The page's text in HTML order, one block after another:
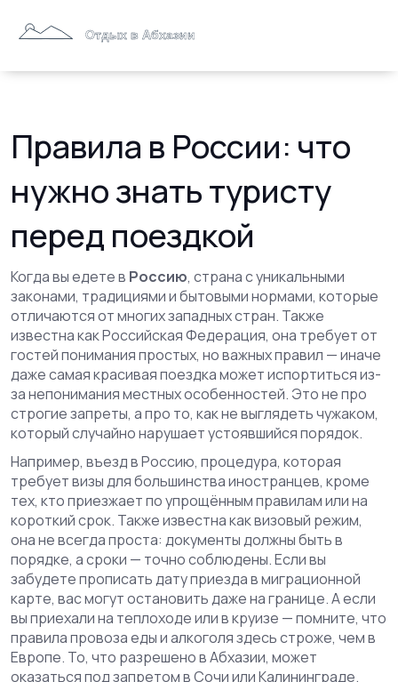
Правила в России: что
нужно знать туристу
перед поездкой
Когда вы едете в Россию, страна с уникальными
законами, традициями и бытовыми нормами, которые
отличаются от многих западных стран. Также
известна какРоссийская Федерация, она требует от
гостей понимания простых, но важных правил — иначе
даже самая красивая поездка может испортиться из-
за непонимания местных особенностей. Это не про
строгие запреты, а про то, как не выглядеть чужаком,
который случайно нарушает устоявшийся порядок.
Например, въезд в Россию, процедура, которая
требует визы для большинства иностранцев, кроме
тех, кто приезжает по упрощённым правилам или на
короткий срок. Также известна каквизовый режим,
она не всегда проста: документы должны быть в
порядке, а сроки — точно соблюдены. Если вы
забудете прописать дату приезда в миграционной
карте, вас могут остановить даже на границе. А если
вы приехали на теплоходе или в круизе — помните, что
правила провоза еды и алкоголя здесь строже, чем в
Европе. То, что разрешено в Абхазии, может
оказаться под запретом в Сочи или Калининграде.